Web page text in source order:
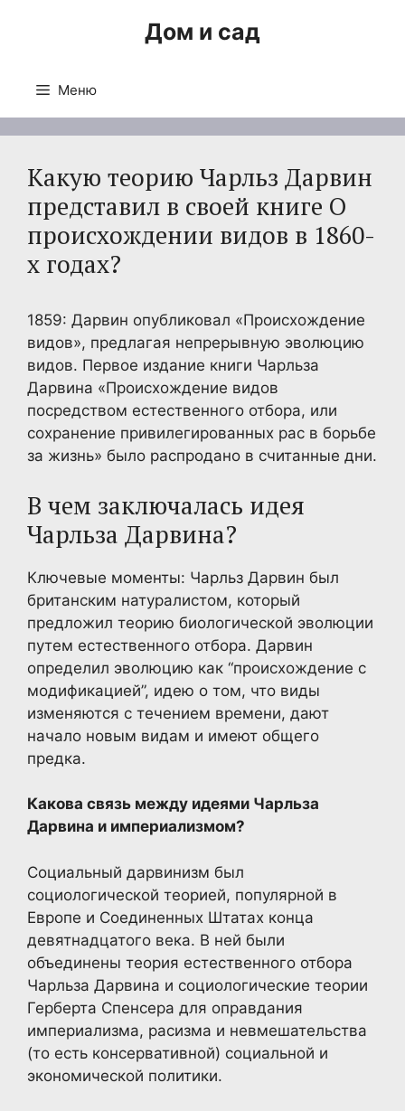
Дом и сад
Меню
Какую теорию Чарльз Дарвин
представил в своей книге О
происхождении видов в 1860-
х годах?
1859: Дарвин опубликовал «Происхождение
видов», предлагая непрерывную эволюцию
видов. Первое издание книги Чарльза
Дарвина «Происхождение видов
посредством естественного отбора, или
сохранение привилегированных рас в борьбе
за жизнь» было распродано в считанные дни.
В чем заключалась идея
Чарльза Дарвина?
Ключевые моменты: Чарльз Дарвин был
британским натуралистом, который
предложил теорию биологической эволюции
путем естественного отбора. Дарвин
определил эволюцию как “происхождение с
модификацией”, идею о том, что виды
изменяются с течением времени, дают
начало новым видам и имеют общего
предка.
Какова связь между идеями Чарльза
Дарвина и империализмом?
Социальный дарвинизм был
социологической теорией, популярной в
Европе и Соединенных Штатах конца
девятнадцатого века. В ней были
объединены теория естественного отбора
Чарльза Дарвина и социологические теории
Герберта Спенсера для оправдания
империализма, расизма и невмешательства
(то есть консервативной) социальной и
экономической политики.